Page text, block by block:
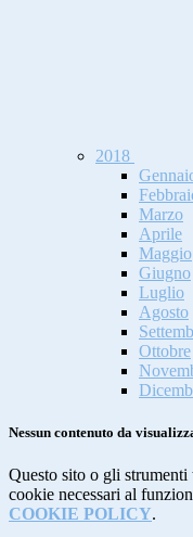
2018
Marzo
Aprile
Maggio
Giugno
Luglio
Agosto
Ottobre
Nessun contenuto da
Questo sito o gli
cookie necessari al
COOKIE POLICY.